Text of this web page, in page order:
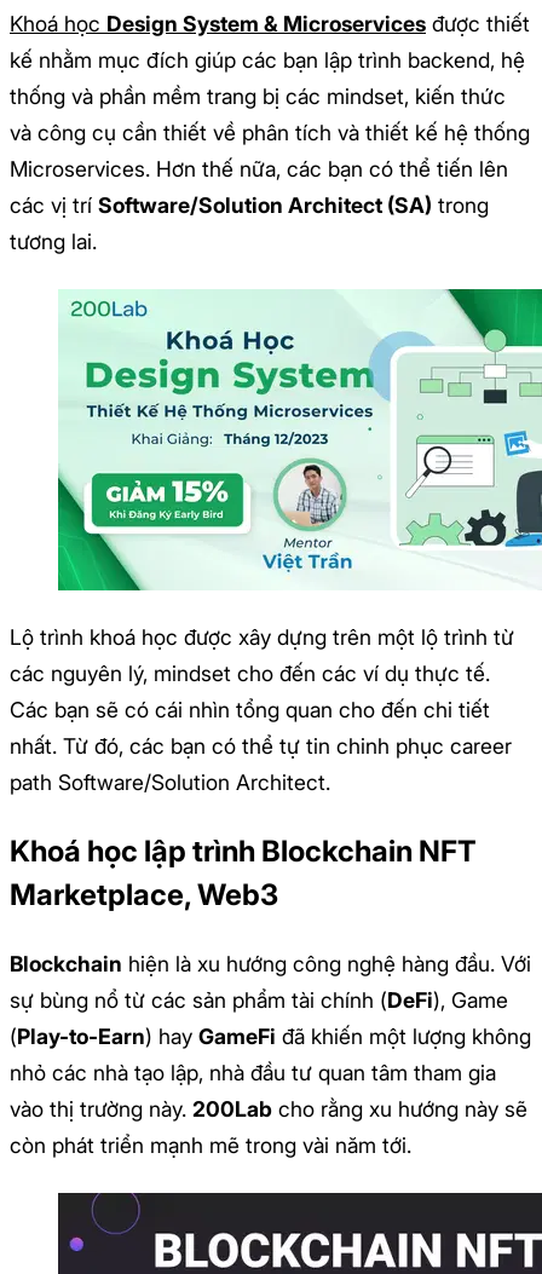
Khoá học Design System & Microservices được thiết
kế nhằm mục đích giúp các bạn lập trình backend, hệ
thống và phần mềm trang bị các mindset, kiến thức
và công cụ cần thiết về phân tích và thiết kế hệ thống
Microservices. Hơn thế nữa, các bạn có thể tiến lên
các vị trí Software/Solution Architect (SA) trong
tương lai.
Lộ trình khoá học được xây dựng trên một lộ trình từ
các nguyên lý, mindset cho đến các ví dụ thực tế.
Các bạn sẽ có cái nhìn tổng quan cho đến chi tiết
nhất. Từ đó, các bạn có thể tự tin chinh phục career
path Software/Solution Architect.
Khoá học lập trình Blockchain NFT
Marketplace, Web3
Blockchain hiện là xu hướng công nghệ hàng đầu. Với
sự bùng nổ từ các sản phẩm tài chính (DeFi), Game
(Play-to-Earn) hay GameFi đã khiến một lượng không
nhỏ các nhà tạo lập, nhà đầu tư quan tâm tham gia
vào thị trường này. 200Lab cho rằng xu hướng này sẽ
còn phát triển mạnh mẽ trong vài năm tới.